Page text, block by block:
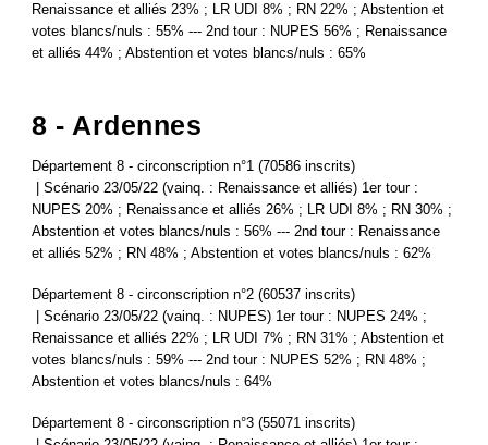
Renaissance et alliés 23% ; LR UDI 8% ; RN 22% ; Abstention et
votes blancs/nuls : 55% --- 2nd tour : NUPES 56% ; Renaissance
et alliés 44% ; Abstention et votes blancs/nuls : 65%
8 - Ardennes
Département 8 - circonscription n°1 (70586 inscrits)
| Scénario 23/05/22 (vainq. : Renaissance et alliés) 1er tour :
NUPES 20% ; Renaissance et alliés 26% ; LR UDI 8% ; RN 30% ;
Abstention et votes blancs/nuls : 56% --- 2nd tour : Renaissance
et alliés 52% ; RN 48% ; Abstention et votes blancs/nuls : 62%
Département 8 - circonscription n°2 (60537 inscrits)
| Scénario 23/05/22 (vainq. : NUPES) 1er tour : NUPES 24% ;
Renaissance et alliés 22% ; LR UDI 7% ; RN 31% ; Abstention et
votes blancs/nuls : 59% --- 2nd tour : NUPES 52% ; RN 48% ;
Abstention et votes blancs/nuls : 64%
Département 8 - circonscription n°3 (55071 inscrits)